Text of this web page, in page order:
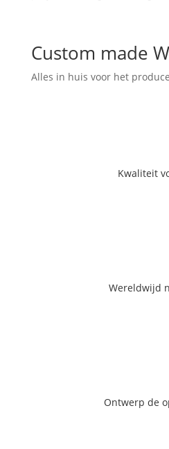
Custom made
Alles in huis voor het
Kwaliteit
Wereldwijd
Ontwerp de